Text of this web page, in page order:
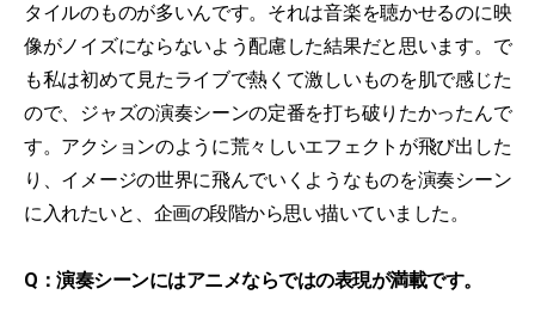
タイルのものが多いんです。それは音楽を聴かせるのに映
像がノイズにならないよう配慮した結果だと思います。で
も私は初めて見たライブで熱くて激しいものを肌で感じた
ので、ジャズの演奏シーンの定番を打ち破りたかったんで
す。アクションのように荒々しいエフェクトが飛び出した
り、イメージの世界に飛んでいくようなものを演奏シーン
に入れたいと、企画の段階から思い描いていました。
Q：演奏シーンにはアニメならではの表現が満載です。